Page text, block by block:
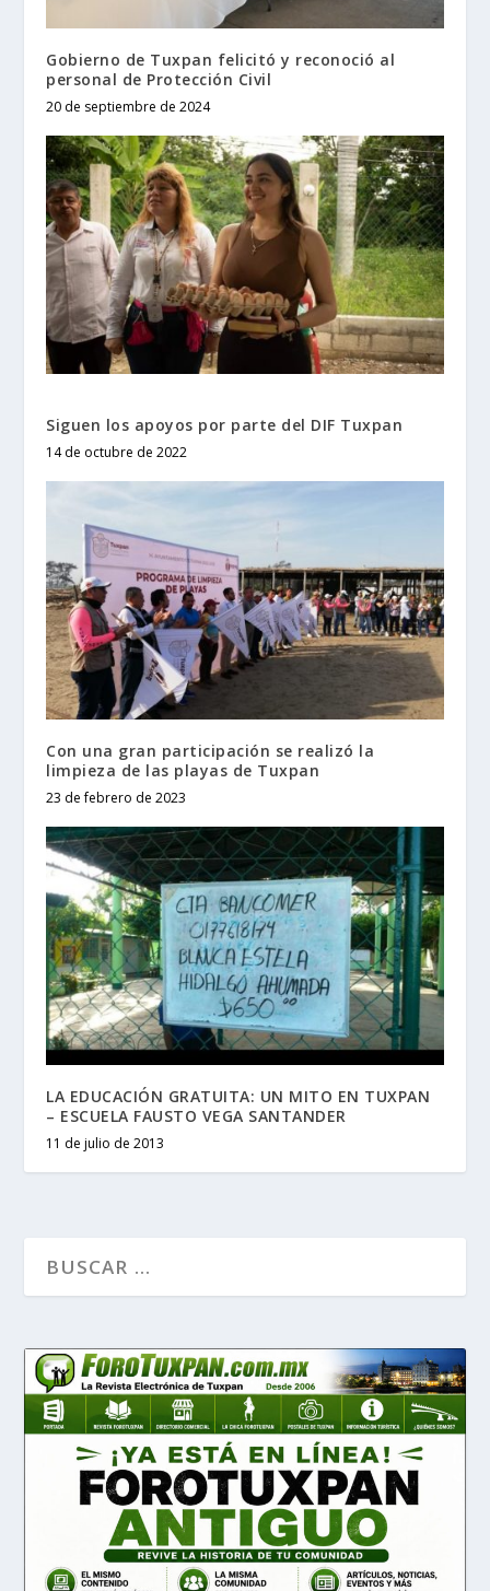
Gobierno de Tuxpan felicitó y reconoció al
personal de Protección Civil
20 de septiembre de 2024
Siguen los apoyos por parte del DIF Tuxpan
14 de octubre de 2022
Con una gran participación se realizó la
limpieza de las playas de Tuxpan
23 de febrero de 2023
LA EDUCACIÓN GRATUITA: UN MITO EN TUXPAN
– ESCUELA FAUSTO VEGA SANTANDER
11 de julio de 2013